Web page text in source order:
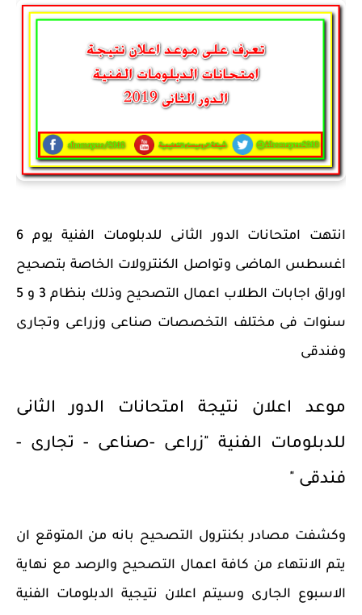
انتهت امتحانات الدور الثانى للدبلومات الفنية يوم 6
اغسطس الماضى وتواصل الكنترولات الخاصة بتصحيح
اوراق اجابات الطلاب اعمال التصحيح وذلك بنظام 3 و 5
سنوات فى مختلف التخصصات صناعى وزراعى وتجارى
وفندقى
موعد اعلان نتيجة امتحانات الدور الثانى
للدبلومات الفنية "زراعى -صناعى - تجارى -
فندقى "
وكشفت مصادر بكنترول التصحيح بانه من المتوقع ان
يتم الانتهاء من كافة اعمال التصحيح والرصد مع نهاية
الاسبوع الجارى وسيتم اعلان نتيجية الدبلومات الفنية